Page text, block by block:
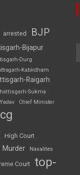
arrested BJP
Bijapur
Durg
Kabirdham
Raigarh
Sukma
Chief Minister
High Court
Murder Naxalites
Court top-